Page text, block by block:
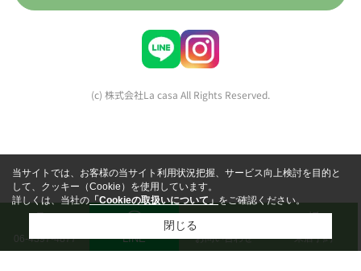
(c) 株式会社La casa All Rights Reserved.
06-4397-4877 LINE お問い合わせ 来店予約
当サイトでは、お客様の当サイト利用状況把握、サービス向上検討を目的と
して、クッキー（Cookie）を使用しています。
詳しくは、当社の「Cookieの取扱いについて」をご確認ください。
閉じる